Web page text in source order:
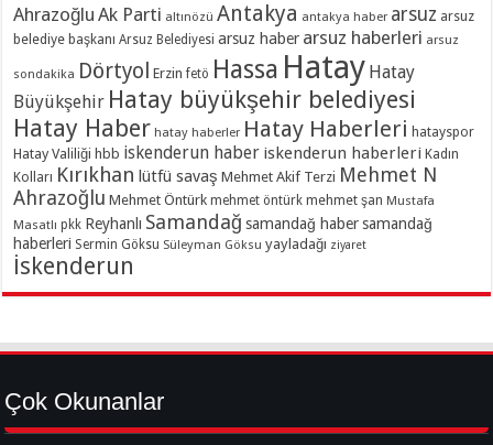
Ahrazoğlu Ak Parti altınözü Antakya antakya haber arsuz arsuz
belediye başkanı Arsuz Belediyesi arsuz haber arsuz haberleri arsuz
sondakika Dörtyol Erzin fetö Hassa Hatay Hatay
Büyükşehir Hatay büyükşehir belediyesi
Hatay Haber hatay haberler Hatay Haberleri hatayspor
Hatay Valiliği hbb iskenderun haber iskenderun haberleri Kadın
Kolları Kırıkhan lütfü savaş Mehmet Akif Terzi Mehmet N
Ahrazoğlu Mehmet Öntürk mehmet öntürk mehmet şan Mustafa
Masatlı pkk Reyhanlı Samandağ samandağ haber samandağ
haberleri Sermin Göksu Süleyman Göksu yayladağı ziyaret
İskenderun
Çok Okunanlar